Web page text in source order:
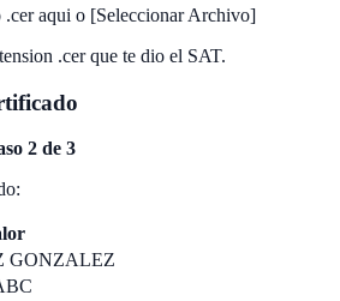
.cer aqui o [Seleccionar Archivo]
.cer que te dio el SAT.
2 de 3
GONZALEZ